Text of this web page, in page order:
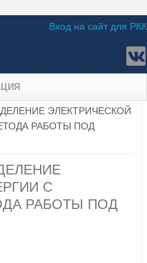
Вход на сайт для РКК
ЭЛЕКТРИЧЕСКОЙ
РАБОТЫ ПОД
С
РАБОТЫ ПОД